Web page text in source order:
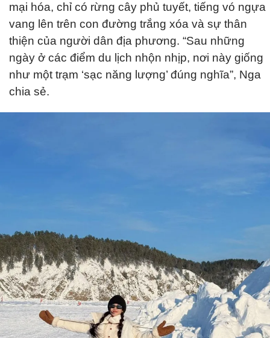
mại hóa, chỉ có rừng cây phủ tuyết, tiếng vó ngựa
vang lên trên con đường trắng xóa và sự thân
thiện của người dân địa phương. “Sau những
ngày ở các điểm du lịch nhộn nhịp, nơi này giống
như một trạm ‘sạc năng lượng’ đúng nghĩa”, Nga
chia sẻ.